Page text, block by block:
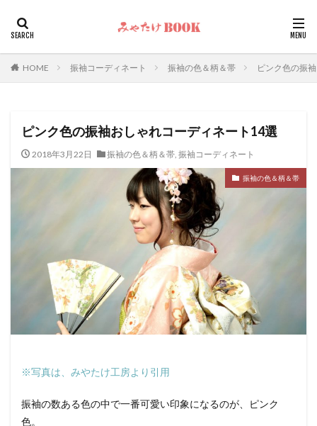
HOME 振袖コーディネート 振袖の色＆柄＆帯 ピンク色の振
ピンク色の振袖おしゃれコーディネート14選
2018年3月22日 振袖の色＆柄＆帯, 振袖コーディネート
振袖の色＆柄＆帯
※写真は、みやたけ工房より引用
振袖の数ある色の中で一番可愛い印象になるのが、ピンク
色。
カテゴリー